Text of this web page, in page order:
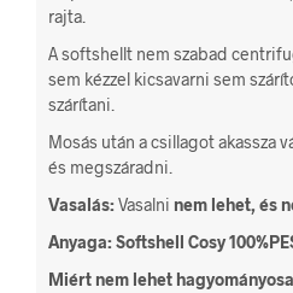
rajta.
A softshellt nem szabad
sem kézzel kicsavarni sem
szárítani.
Mosás után a csillagot akassza
és megszáradni.
Vasalás:Vasalni nem lehet, és
Anyaga: Softshell Cosy
Miért nem lehet